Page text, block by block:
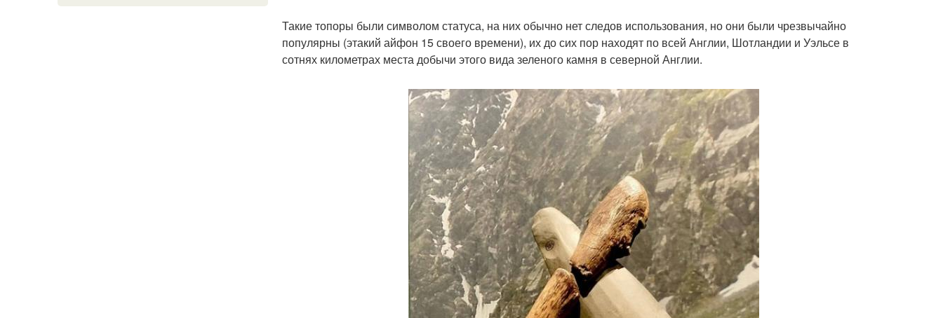
Такие топоры были символом статуса, на них обычно нет следов использования, но они были чрезвычайно
популярны (этакий айфон 15 своего времени), их до сих пор находят по всей Англии, Шотландии и Уэльсе в
сотнях километрах места добычи этого вида зеленого камня в северной Англии.